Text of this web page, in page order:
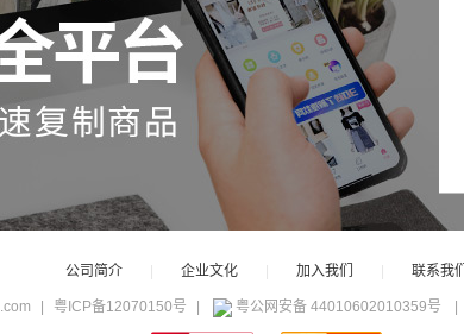
公司简介 企业文化 加入我们 联系我们
粤ICP备12070150号 粤公网安备 44010602010359号